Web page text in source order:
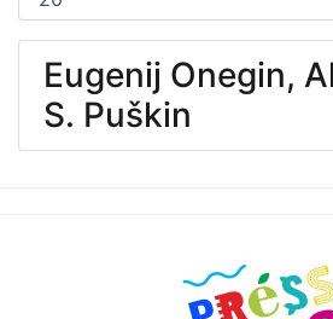
Eugenij Onegin,
S. Puškin